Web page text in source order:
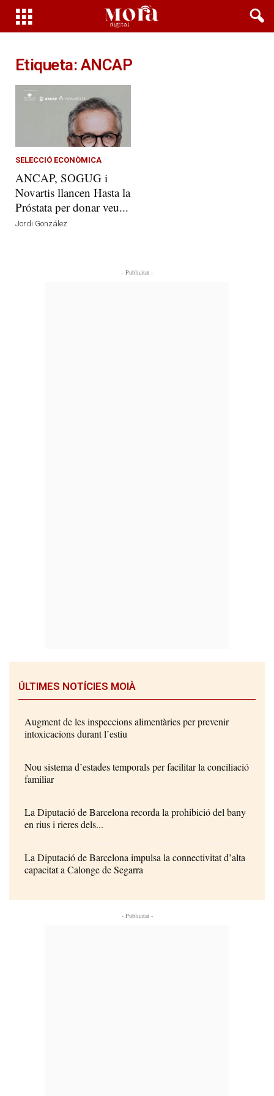
Etiqueta: ANCAP
SELECCIÓ ECONÒMICA
ANCAP, SOGUG i
Novartis llancen Hasta la
Próstata per donar veu...
Jordi González
- Publicitat -
ÚLTIMES NOTÍCIES MOIÀ
Augment de les inspeccions alimentàries per prevenir
intoxicacions durant l’estiu
Nou sistema d’estades temporals per facilitar la conciliació
familiar
La Diputació de Barcelona recorda la prohibició del bany
en rius i rieres dels...
La Diputació de Barcelona impulsa la connectivitat d’alta
capacitat a Calonge de Segarra
- Publicitat -